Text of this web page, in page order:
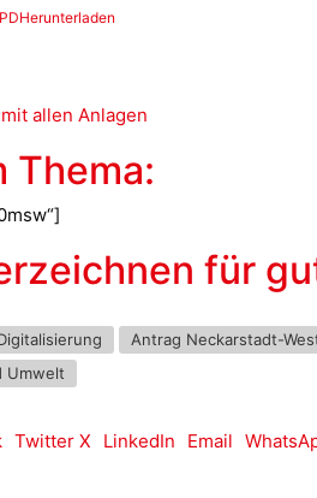
allen Anlagen
Thema:
für
Antrag Neckarstadt-
Umwelt
Twitter X LinkedIn Email